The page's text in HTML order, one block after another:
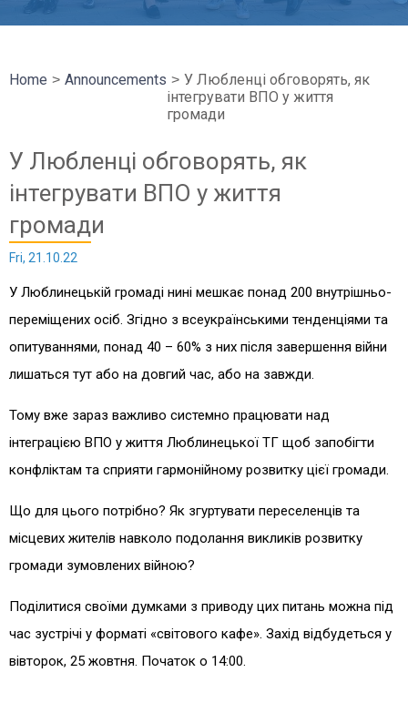
Home Announcements
У Любленці обговорять, як
інтегрувати ВПО у життя
громади
У Любленці обговорять, як
інтегрувати ВПО у життя
громади
Fri, 21.10.22
У Люблинецькій громаді нині мешкає понад 200 внутрішньо-
переміщених осіб. Згідно з всеукраїнськими тенденціями та
опитуваннями, понад 40 – 60% з них після завершення війни
лишаться тут або на довгий час, або на завжди.
Тому вже зараз важливо системно працювати над
інтеграцією ВПО у життя Люблинецької ТГ щоб запобігти
конфліктам та сприяти гармонійному розвитку цієї громади.
Що для цього потрібно? Як згуртувати переселенців та
місцевих жителів навколо подолання викликів розвитку
громади зумовлених війною?
Поділитися своїми думками з приводу цих питань можна під
час зустрічі у форматі «світового кафе». Захід відбудеться у
вівторок, 25 жовтня. Початок о 14:00.